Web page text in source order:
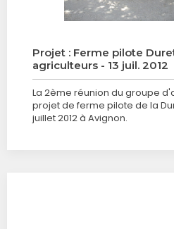
Projet : Ferme pilote
agriculteurs - 13 juil. 2012
La 2ème réunion du groupe
projet de ferme pilote de la
juillet 2012 à Avignon.